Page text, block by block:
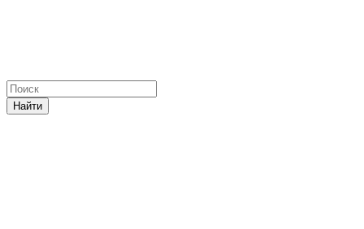
Найти